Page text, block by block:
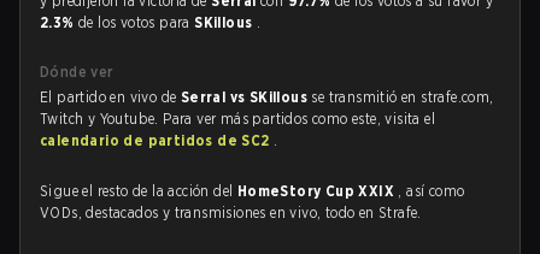
2.3% de los votos paraSKillous .
Dónde ver
El partido en vivo de Serral vs SKillous se transmitió en strafe.com,
Twitch y Youtube. Para ver más partidos como este, visita el
calendario de partidos de SC2 .
Sigue el resto de la acción del HomeStory Cup XXIX , así como
VODs, destacados y transmisiones en vivo, todo en Strafe.